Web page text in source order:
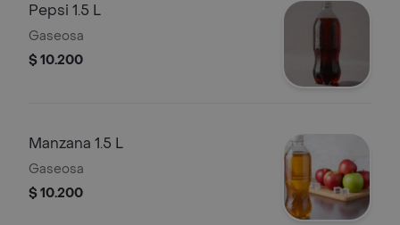
Pepsi 1.5 L
Gaseosa
$ 10.200
Manzana 1.5 L
Gaseosa
$ 10.200